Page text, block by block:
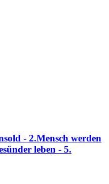
- 2.Mensch werden
leben - 5.